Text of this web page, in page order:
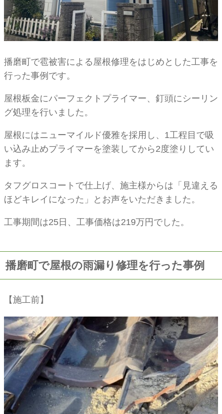
播磨町で雹被害による屋根修理をはじめとした工事を
行った事例です。
屋根板金にパーフェクトプライマー、釘頭にシーリン
グ処理を行いました。
屋根にはニューマイルド優雅を採用し、1工程目で吸
い込み止めプライマーを塗装してから2度塗りしてい
ます。
タフグロスコートで仕上げ、施主様からは「見違える
ほどキレイになった」とお声をいただきました。
工事期間は25日、工事価格は219万円でした。
播磨町で屋根の雨漏り修理を行った事例
【施工前】